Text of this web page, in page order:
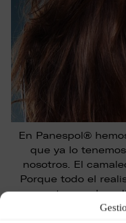
En Panespol®
que ya lo
nosotros. El
Porque todo el
respeto por el
revestimientos de